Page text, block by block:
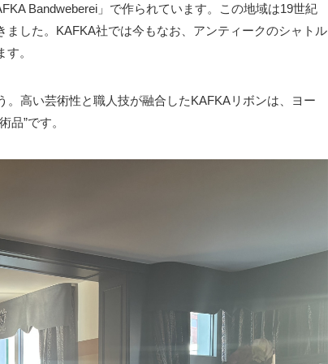
Bandweberei」で作られています。この地域は19世紀
した。KAFKA社では今もなお、アンティークのシャトル
。
高い芸術性と職人技が融合したKAFKAリボンは、ヨー
品”です。